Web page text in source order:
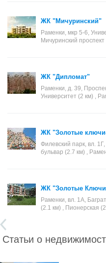
ЖК "Мичуринский"
Раменки, мкр 5-6,
Мичуринский проспект
ЖК "Дипломат"
Раменки, д. 39,
Университет (2 км) ,
ЖК "Золотые
Филевский парк, вл.
бульвар (2.7 км) ,
ЖК "Золотые
Раменки, вл. 1А,
(2.1 км) , Пионерская
Статьи о